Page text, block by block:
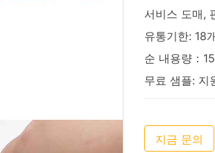
서비스 도매,
유통기한: 18
순 내용량：
무료 샘플: 지
지금 문의